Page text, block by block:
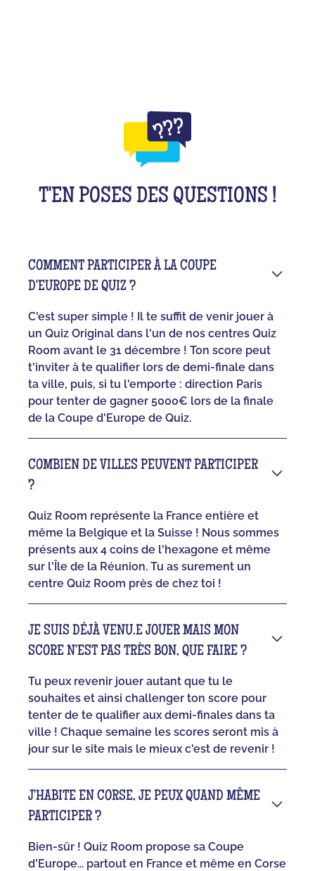
T'EN POSES DES QUESTIONS !
COMMENT PARTICIPER À LA COUPE
D'EUROPE DE QUIZ ?
C'est super simple ! Il te suffit de venir jouer à
un Quiz Original dans l'un de nos centres Quiz
Room avant le 31 décembre ! Ton score peut
t'inviter à te qualifier lors de demi-finale dans
ta ville, puis, si tu l'emporte : direction Paris
pour tenter de gagner 5000€ lors de la finale
de la Coupe d'Europe de Quiz.
COMBIEN DE VILLES PEUVENT PARTICIPER
?
Quiz Room représente la France entière et
même la Belgique et la Suisse ! Nous sommes
présents aux 4 coins de l'hexagone et même
sur l'Île de la Réunion. Tu as surement un
centre Quiz Room près de chez toi !
JE SUIS DÉJÀ VENU.E JOUER MAIS MON
SCORE N'EST PAS TRÈS BON, QUE FAIRE ?
Tu peux revenir jouer autant que tu le
souhaites et ainsi challenger ton score pour
tenter de te qualifier aux demi-finales dans ta
ville ! Chaque semaine les scores seront mis à
jour sur le site mais le mieux c'est de revenir !
J'HABITE EN CORSE, JE PEUX QUAND MÊME
PARTICIPER ?
Bien-sûr ! Quiz Room propose sa Coupe
d'Europe... partout en France et même en Corse